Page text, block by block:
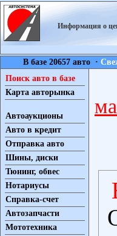
Информация о
В базе 20657 авто ·
Поиск авто в базе
Карта авторынка
Автоаукционы
Авто в кредит
Отправка авто
Шины, диски
Тюнинг, обвес
Нотариусы
Справка-счет
Автозапчасти
Мототехника